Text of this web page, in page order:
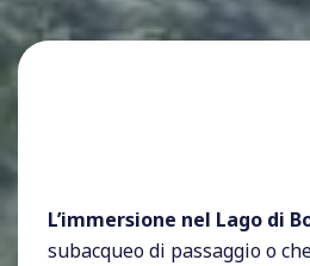
L’immersione nel Lago di
subacqueo di passaggio o